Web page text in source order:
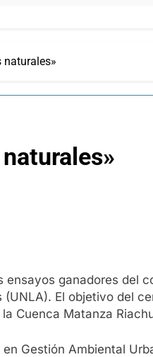
naturales»
ganadores del
El objetivo del
Cuenca Matanza
Gestión Ambiental